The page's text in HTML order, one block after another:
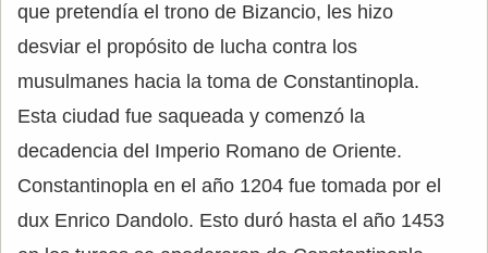
que pretendía el trono de Bizancio, les hizo
desviar el propósito de lucha contra los
musulmanes hacia la toma de Constantinopla.
Esta ciudad fue saqueada y comenzó la
decadencia del Imperio Romano de Oriente.
Constantinopla en el año 1204 fue tomada por el
dux Enrico Dandolo. Esto duró hasta el año 1453